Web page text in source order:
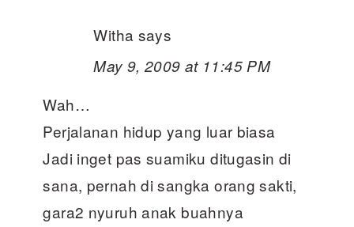
Witha says
May 9, 2009 at 11:45 PM
Wah…
Perjalanan hidup yang luar biasa
Jadi inget pas suamiku ditugasin di
sana, pernah di sangka orang sakti,
gara2 nyuruh anak buahnya